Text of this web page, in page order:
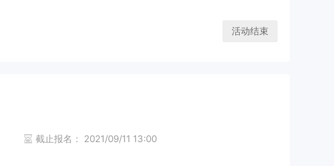
活动结束
截止报名： 2021/09/11 13:00